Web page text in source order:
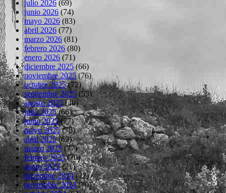
julio 2026 (69)
junio 2026 (74)
mayo 2026 (83)
abril 2026 (77)
marzo 2026 (81)
febrero 2026 (80)
enero 2026 (71)
diciembre 2025(66)
noviembre 2025(76)
octubre 2025(72)
septiembre 2025(53)
agosto 2025(40)
julio 2025(66)
junio 2025(77)
mayo 2025(78)
abril 2025(69)
marzo 2025(77)
febrero 2025(70)
enero 2025(71)
diciembre 2024(72)
noviembre 2024(70)